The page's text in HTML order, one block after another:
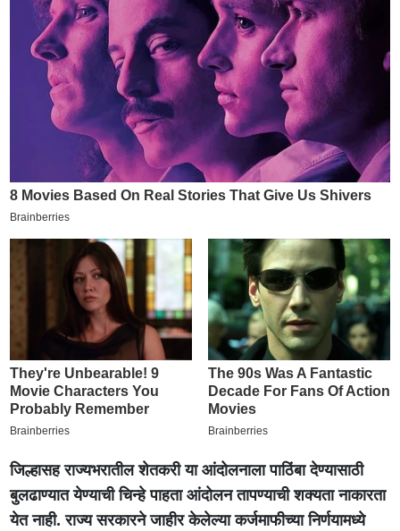
जिल्हासह राज्यभरातील शेतकरी या आंदोलनाला पाठिंबा देण्यासाठी
बुलढाण्यात येण्याची चिन्हे पाहता आंदोलन तापण्याची शक्यता नाकारता
येत नाही. राज्य सरकारने जाहीर केलेल्या कर्जमाफीच्या निर्णयामध्ये